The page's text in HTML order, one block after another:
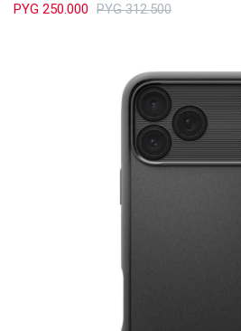
PYG 250.000 PYG 312.500